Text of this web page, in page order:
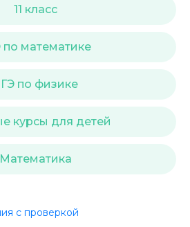
11 класс
по математике
по физике
курсы для детей
Математика
c проверкой
*
*